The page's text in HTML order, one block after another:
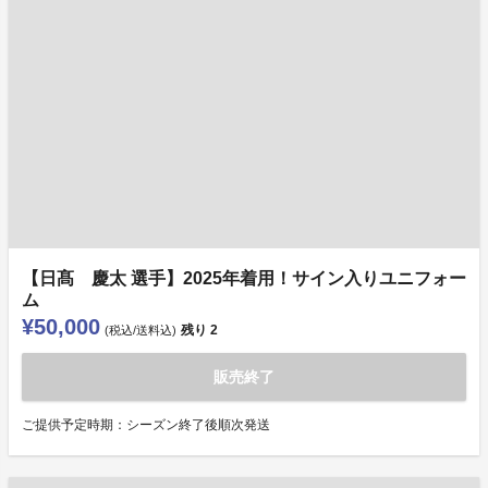
【日髙 慶太 選手】2025年着用！サイン入りユニフォー
ム
¥50,000 (税込/送料込) 残り 2
販売終了
ご提供予定時期：シーズン終了後順次発送